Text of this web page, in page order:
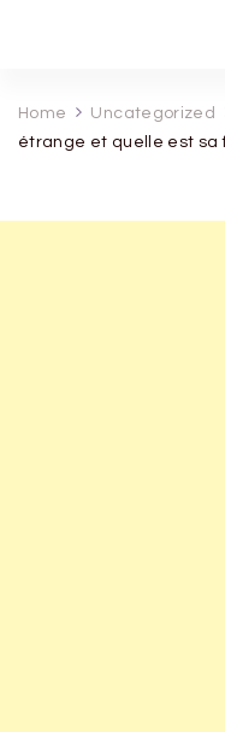
Home Uncategorized
étrange et quelle est sa